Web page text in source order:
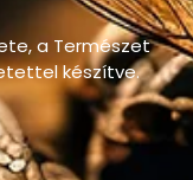
a Természet
készítve.